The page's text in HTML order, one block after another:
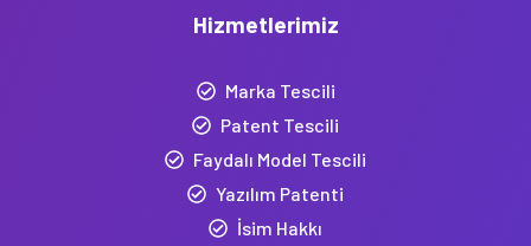
Hizmetlerimiz
Marka Tescili
Patent Tescili
Faydalı Model Tescili
Yazılım Patenti
İsim Hakkı